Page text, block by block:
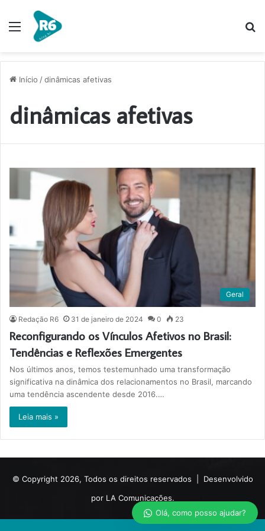
Menu
Início /dinâmicas afetivas
dinâmicas afetivas
Geral
Redação R6 31 de janeiro de 2024 0 23
Reconfigurando os Vínculos Afetivos no Brasil:
Tendências e Reflexões Emergentes
Nos últimos anos, temos testemunhado uma transformação
significativa na dinâmica dos relacionamentos no Brasil, marcando
uma tendência ascendente desde 2016.…
Leia mais »
© Copyright 2026, Todos os direitos reservados | Desenvolvido
por LA Comunicações.
Olá, como posso ajudar?